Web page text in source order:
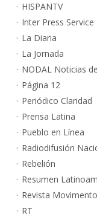
HISPANTV
Inter Press Service
La Diaria
La Jornada
NODAL Noticias
Página 12
Periódico Claridad
Prensa Latina
Pueblo en Línea
Radiodifusión
Rebelión
Resumen
Revista Movimento
RT